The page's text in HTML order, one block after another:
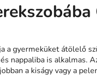
a gyermeküket átölelő
nappaliba is alkalmas.
a kiságy vagy a